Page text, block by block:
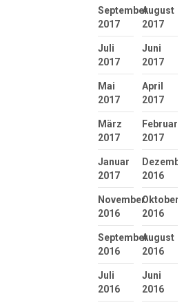
September
2017
August
2017
Juli
2017
Juni
2017
Mai
2017
April
2017
März
2017
Februar
2017
Januar
2017
2016
November
2016
Oktober
2016
September
2016
August
2016
Juli
2016
Juni
2016